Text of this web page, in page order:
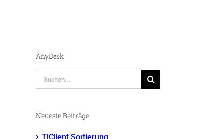
AnyDesk
Suche
nach:
Neueste Beiträge
TiClient Sortierung